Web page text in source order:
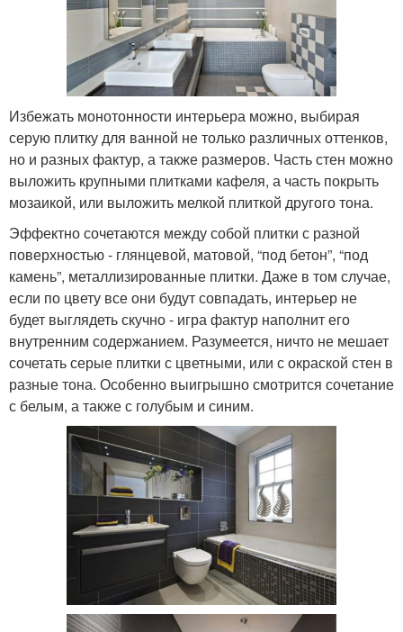
Избежать монотонности интерьера можно, выбирая
серую плитку для ванной не только различных оттенков,
но и разных фактур, а также размеров. Часть стен можно
выложить крупными плитками кафеля, а часть покрыть
мозаикой, или выложить мелкой плиткой другого тона.
Эффектно сочетаются между собой плитки с разной
поверхностью - глянцевой, матовой, “под бетон”, “под
камень”, металлизированные плитки. Даже в том случае,
если по цвету все они будут совпадать, интерьер не
будет выглядеть скучно - игра фактур наполнит его
внутренним содержанием. Разумеется, ничто не мешает
сочетать серые плитки с цветными, или с окраской стен в
разные тона. Особенно выигрышно смотрится сочетание
с белым, а также с голубым и синим.